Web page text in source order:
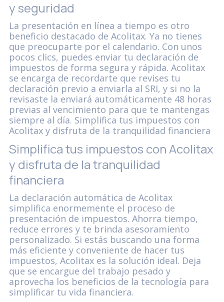
y seguridad
La presentación en línea a tiempo es otro
beneficio destacado de Acolitax. Ya no tienes
que preocuparte por el calendario. Con unos
pocos clics, puedes enviar tu declaración de
impuestos de forma segura y rápida. Acolitax
se encarga de recordarte que revises tu
declaración previo a enviarla al SRI, y si no la
revisaste la enviará automáticamente 48 horas
previas al vencimiento para que te mantengas
siempre al día. Simplifica tus impuestos con
Acolitax y disfruta de la tranquilidad financiera
Simplifica tus impuestos con Acolitax
y disfruta de la tranquilidad
financiera
La declaración automática de Acolitax
simplifica enormemente el proceso de
presentación de impuestos. Ahorra tiempo,
reduce errores y te brinda asesoramiento
personalizado. Si estás buscando una forma
más eficiente y conveniente de hacer tus
impuestos, Acolitax es la solución ideal. Deja
que se encargue del trabajo pesado y
aprovecha los beneficios de la tecnología para
simplificar tu vida financiera.